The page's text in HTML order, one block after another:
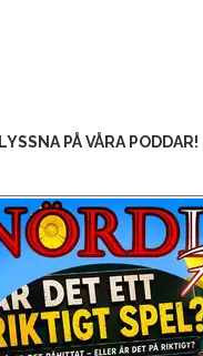
LYSSNA PÅ VÅRA PODDAR!